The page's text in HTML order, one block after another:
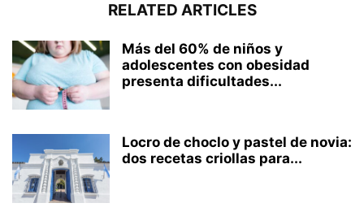
RELATED ARTICLES
Más del 60% de niños y
adolescentes con obesidad
presenta dificultades...
Locro de choclo y pastel de novia:
dos recetas criollas para...